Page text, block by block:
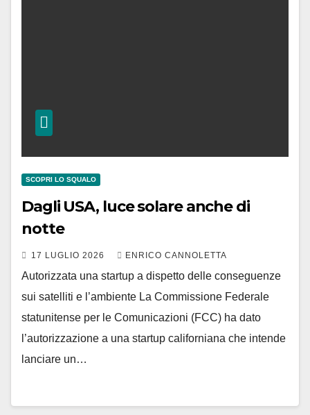
SCOPRI LO SQUALO
Dagli USA, luce solare anche di
notte
17 LUGLIO 2026 ENRICO CANNOLETTA
Autorizzata una startup a dispetto delle conseguenze
sui satelliti e l’ambiente La Commissione Federale
statunitense per le Comunicazioni (FCC) ha dato
l’autorizzazione a una startup californiana che intende
lanciare un…